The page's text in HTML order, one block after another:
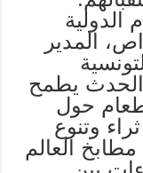
الدولية
المدير
الحدث يطمح
حول
وتنوع
العالم